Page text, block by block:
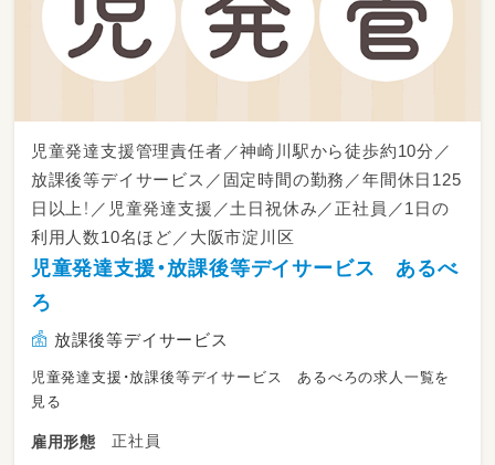
＃楽しく働ける環境
・「みんな（保育士）でみんな（子ども）を見る」チ
ーム保育。日々の保育はみんなで協力し、書類
・花博記念公園 鶴見緑地すぐ前／新森古市駅か
ら徒歩10分
・持ち帰りなし／サービス残業は一切なし。残
業が発生した場合は残業代を全額支給します
・ICT化で書類仕事の負担を軽減
・賞与年2回・昇給あり／産休育休の取得実績あ
まずは見学だけでもOK。一緒に、子どもたちの
児童発達支援管理責任者／神崎川駅から徒歩約10分／
放課後等デイサービス／固定時間の勤務／年間休日125
日以上！／児童発達支援／土日祝休み／正社員／1日の
利用人数10名ほど／大阪市淀川区
児童発達支援・放課後等デイサービス あるべ
ろ
放課後等デイサービス
児童発達支援・放課後等デイサービス あるべろの求人一覧を
見る
雇用形態
正社員